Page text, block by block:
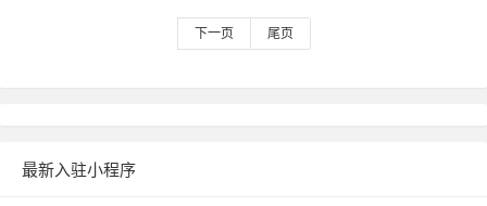
下一页 尾页
最新入驻小程序